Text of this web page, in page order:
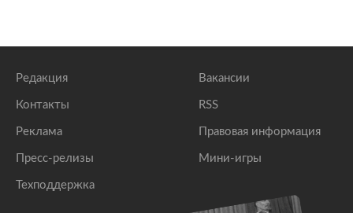
Редакция
Контакты
Реклама
Пресс-релизы
Техподдержка
Вакансии
RSS
Правовая информация
Мини-игры